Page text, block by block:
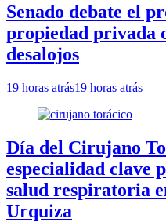
Senado debate el
propiedad privada
desalojos
19 horas atrás19 horas atrás
Día del Cirujano
especialidad clave
salud respiratoria
Urquiza